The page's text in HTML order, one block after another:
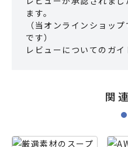
ます。
（当オンラインショッ
です）
レビューについてのガ
関